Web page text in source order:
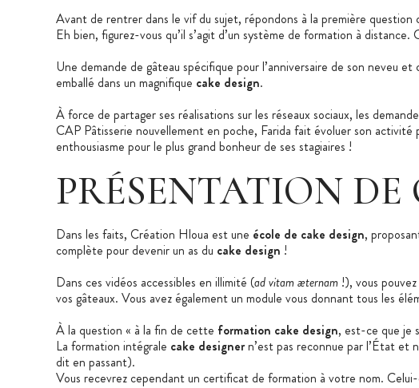
Avant de rentrer dans le vif du sujet, répondons à la première question
Eh bien, figurez-vous qu’il s’agit d’un système de formation à
Une demande de gâteau spécifique pour l’anniversaire de son neveu
emballé dans un magnifique cake design.
À force de partager ses réalisations sur les réseaux sociaux, les
CAP Pâtisserie nouvellement en poche, Farida fait évoluer son activité
enthousiasme pour le plus grand bonheur de ses stagiaires !
PRÉSENTATION
Dans les faits, Création Hloua est une école de cake design,
complète pour devenir un as du cake design !
Dans ces vidéos accessibles en illimité (ad vitam æternam !), vous
vos gâteaux. Vous avez également un module vous donnant tous les
À la question « à la fin de cette formation cake design, est-ce que je
La formation intégrale cake designern’est pas reconnue par l’État et
dit en passant).
Vous recevrez cependant un certificat de formation à votre nom.